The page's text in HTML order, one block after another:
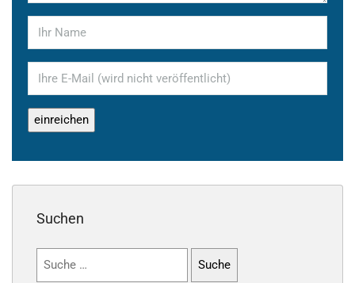
Suchen
Suchen